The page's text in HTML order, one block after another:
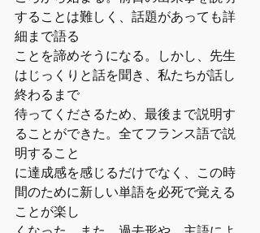
することは難しく、話題があっても詳
細まで語る
ことを諦めそうになる。しかし、先生
はじっくりと話を聞き、私たちが話し
終わるまで
待ってくださるため、最後まで説明す
ることができた。全てフランス語で説
明すること
に達成感を感じるだけでなく、この時
間のために新しい単語を必死で覚える
ことが楽し